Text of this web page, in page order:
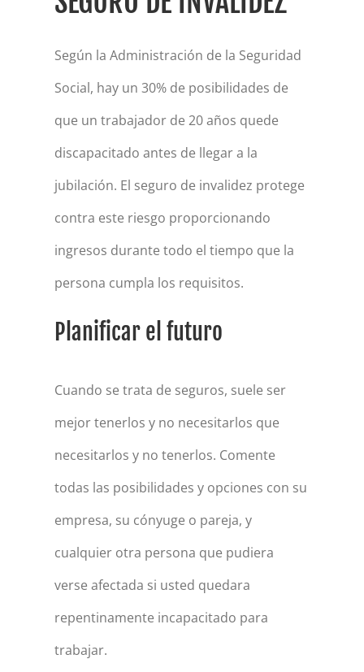
Según la Administración de la Seguridad
Social, hay un 30% de posibilidades de
que un trabajador de 20 años quede
discapacitado antes de llegar a la
jubilación. El seguro de invalidez protege
contra este riesgo proporcionando
ingresos durante todo el tiempo que la
persona cumpla los requisitos.
Planificar el futuro
Cuando se trata de seguros, suele ser
mejor tenerlos y no necesitarlos que
necesitarlos y no tenerlos. Comente
todas las posibilidades y opciones con su
empresa, su cónyuge o pareja, y
cualquier otra persona que pudiera
verse afectada si usted quedara
repentinamente incapacitado para
trabajar.